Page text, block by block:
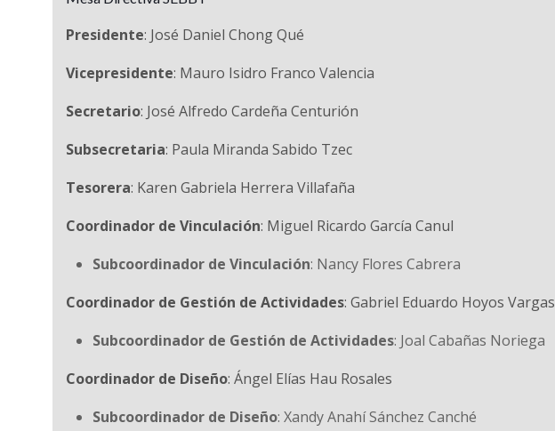
Presidente: José Daniel Chong Qué
Vicepresidente: Mauro Isidro Franco Valencia
Secretario: José Alfredo Cardeña Centurión
Subsecretaria: Paula Miranda Sabido Tzec
Tesorera: Karen Gabriela Herrera Villafaña
Coordinador de Vinculación: Miguel Ricardo García Canul
Subcoordinador de Vinculación: Nancy Flores Cabrera
Coordinador de Gestión de Actividades: Gabriel Eduardo Hoyos Vargas
Subcoordinador de Gestión de Actividades: Joal Cabañas Noriega
Coordinador de Diseño: Ángel Elías Hau Rosales
Subcoordinador de Diseño: Xandy Anahí Sánchez Canché